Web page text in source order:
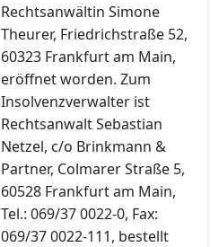
Rechtsanwältin Simone
Theurer, Friedrichstraße 52,
60323 Frankfurt am Main,
eröffnet worden. Zum
Insolvenzverwalter ist
Rechtsanwalt Sebastian
Netzel, c/o Brinkmann &
Partner, Colmarer Straße 5,
60528 Frankfurt am Main,
Tel.: 069/37 0022-0, Fax:
069/37 0022-111, bestellt